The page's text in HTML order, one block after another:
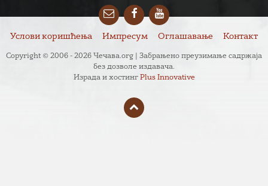
EmailFacebookYouTube
Услови коришћења Импресум Оглашавање Контакт
Copyright © 2006 - 2026 Чечава.org | Забрањено преузимање садржаја
без дозволе издавача.
Израда и хостинг Plus Innovative